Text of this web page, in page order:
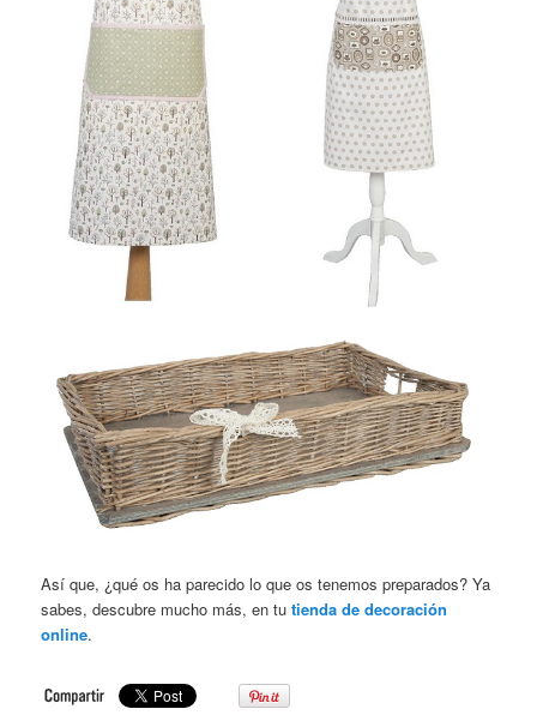
Así que, ¿qué os ha parecido lo que os tenemos preparados? Ya
sabes, descubre mucho más, en tutienda de decoración
online.